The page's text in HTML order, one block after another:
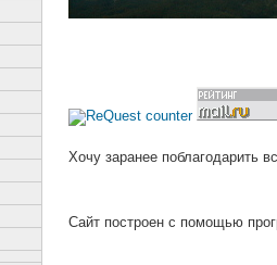
Хочу заранее поблагодарить
Сайт построен с помощью